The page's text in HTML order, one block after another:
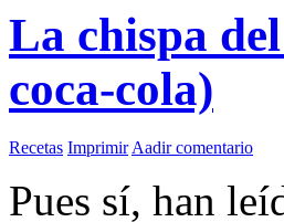
La chispa
coca-cola)
Recetas Imprimir Aadir comentario
Pues sí, han